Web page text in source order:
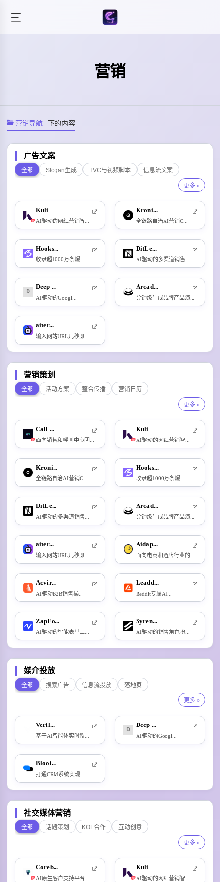
营销
营销导航 下的内容
广告文案
全部 Slogan生成 TVC与视频脚本 信息流文案
更多 »
新
Kuli
AI驱动的网红营销智...
Kroni...
全链路自治AI营销C...
Hooks...
收录超1000万条爆...
DitLe...
AI驱动的多渠道销售...
Deep ...
AI驱动的Googl...
Arcad...
分钟级生成品牌产品演...
aiter...
输入网站URL几秒即...
营销策划
全部 活动方案 整合传播 营销日历
更多 »
新
Call ...
面向销售和呼叫中心团... 新
Kuli
AI驱动的网红营销智...
Kroni...
全链路自治AI营销C...
Hooks...
收录超1000万条爆...
DitLe...
AI驱动的多渠道销售...
Arcad...
分钟级生成品牌产品演...
aiter...
输入网站URL几秒即...
Aidap...
面向电商和酒店行业的...
Acvir...
AI驱动B2B销售操...
Leadd...
Reddit专属AI...
ZapFo...
AI驱动的智能表单工...
Syren...
AI驱动的销售角色扮...
媒介投放
全部 搜索广告 信息流投放 落地页
更多 »
Veril...
基于AI智能体实时监...
Deep ...
AI驱动的Googl...
Blooi...
打通CRM系统实现i...
社交媒体营销
全部 话题策划 KOL合作 互动创意
更多 »
新
Coreb...
AI原生客户支持平台... 新
Kuli
AI驱动的网红营销智...